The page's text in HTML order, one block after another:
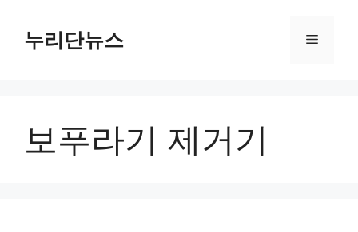
누리단뉴스 메
보푸라기 제거기